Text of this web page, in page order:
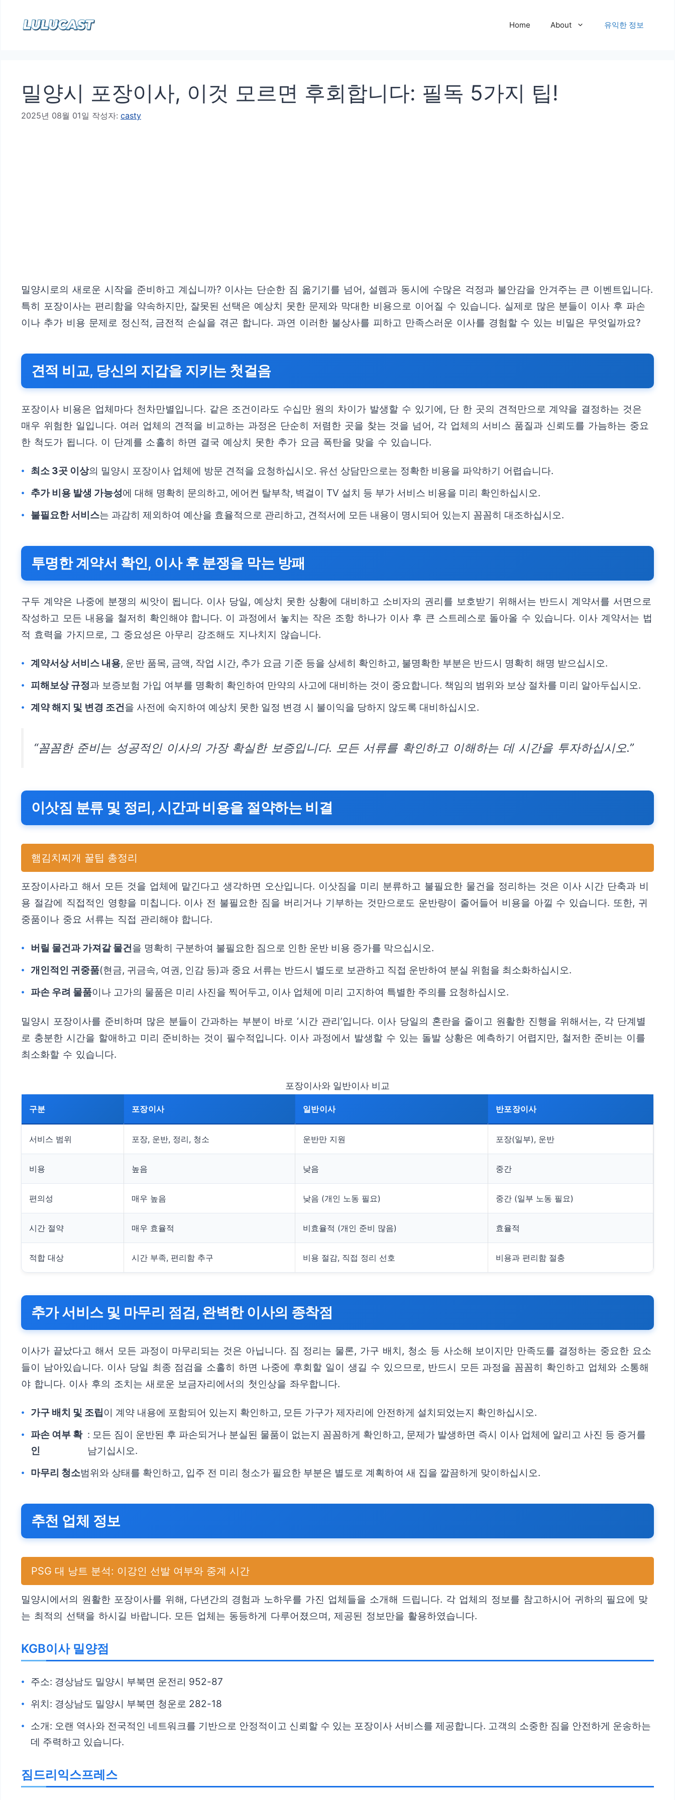
Home About 유익한 정보
밀양시 포장이사, 이것 모르면 후회합니다: 필독 5가지 팁!
2025년 08월 01일 작성자: casty
밀양시로의 새로운 시작을 준비하고 계십니까? 이사는 단순한 짐 옮기기를 넘어, 설렘과 동시에 수많은 걱정과 불안감을 안겨주는 큰 이벤트입니다.
특히 포장이사는 편리함을 약속하지만, 잘못된 선택은 예상치 못한 문제와 막대한 비용으로 이어질 수 있습니다. 실제로 많은 분들이 이사 후 파손
이나 추가 비용 문제로 정신적, 금전적 손실을 겪곤 합니다. 과연 이러한 불상사를 피하고 만족스러운 이사를 경험할 수 있는 비밀은 무엇일까요?
견적 비교, 당신의 지갑을 지키는 첫걸음
포장이사 비용은 업체마다 천차만별입니다. 같은 조건이라도 수십만 원의 차이가 발생할 수 있기에, 단 한 곳의 견적만으로 계약을 결정하는 것은
매우 위험한 일입니다. 여러 업체의 견적을 비교하는 과정은 단순히 저렴한 곳을 찾는 것을 넘어, 각 업체의 서비스 품질과 신뢰도를 가늠하는 중요
한 척도가 됩니다. 이 단계를 소홀히 하면 결국 예상치 못한 추가 요금 폭탄을 맞을 수 있습니다.
최소 3곳 이상의 밀양시 포장이사 업체에 방문 견적을 요청하십시오. 유선 상담만으로는 정확한 비용을 파악하기 어렵습니다.
추가 비용 발생 가능성에 대해 명확히 문의하고, 에어컨 탈부착, 벽걸이 TV 설치 등 부가 서비스 비용을 미리 확인하십시오.
불필요한 서비스는 과감히 제외하여 예산을 효율적으로 관리하고, 견적서에 모든 내용이 명시되어 있는지 꼼꼼히 대조하십시오.
투명한 계약서 확인, 이사 후 분쟁을 막는 방패
구두 계약은 나중에 분쟁의 씨앗이 됩니다. 이사 당일, 예상치 못한 상황에 대비하고 소비자의 권리를 보호받기 위해서는 반드시 계약서를 서면으로
작성하고 모든 내용을 철저히 확인해야 합니다. 이 과정에서 놓치는 작은 조항 하나가 이사 후 큰 스트레스로 돌아올 수 있습니다. 이사 계약서는 법
적 효력을 가지므로, 그 중요성은 아무리 강조해도 지나치지 않습니다.
계약서상 서비스 내용, 운반 품목, 금액, 작업 시간, 추가 요금 기준 등을 상세히 확인하고, 불명확한 부분은 반드시 명확히 해명 받으십시오.
피해보상 규정과 보증보험 가입 여부를 명확히 확인하여 만약의 사고에 대비하는 것이 중요합니다. 책임의 범위와 보상 절차를 미리 알아두십시오.
계약 해지 및 변경 조건을 사전에 숙지하여 예상치 못한 일정 변경 시 불이익을 당하지 않도록 대비하십시오.
“꼼꼼한 준비는 성공적인 이사의 가장 확실한 보증입니다. 모든 서류를 확인하고 이해하는 데 시간을 투자하십시오.”
이삿짐 분류 및 정리, 시간과 비용을 절약하는 비결
햄김치찌개 꿀팁 총정리
포장이사라고 해서 모든 것을 업체에 맡긴다고 생각하면 오산입니다. 이삿짐을 미리 분류하고 불필요한 물건을 정리하는 것은 이사 시간 단축과 비
용 절감에 직접적인 영향을 미칩니다. 이사 전 불필요한 짐을 버리거나 기부하는 것만으로도 운반량이 줄어들어 비용을 아낄 수 있습니다. 또한, 귀
중품이나 중요 서류는 직접 관리해야 합니다.
버릴 물건과 가져갈 물건을 명확히 구분하여 불필요한 짐으로 인한 운반 비용 증가를 막으십시오.
개인적인 귀중품(현금, 귀금속, 여권, 인감 등)과 중요 서류는 반드시 별도로 보관하고 직접 운반하여 분실 위험을 최소화하십시오.
파손 우려 물품이나 고가의 물품은 미리 사진을 찍어두고, 이사 업체에 미리 고지하여 특별한 주의를 요청하십시오.
밀양시 포장이사를 준비하며 많은 분들이 간과하는 부분이 바로 ‘시간 관리’입니다. 이사 당일의 혼란을 줄이고 원활한 진행을 위해서는, 각 단계별
로 충분한 시간을 할애하고 미리 준비하는 것이 필수적입니다. 이사 과정에서 발생할 수 있는 돌발 상황은 예측하기 어렵지만, 철저한 준비는 이를
최소화할 수 있습니다.
포장이사와 일반이사 비교
구분 포장이사 일반이사 반포장이사
서비스 범위 포장, 운반, 정리, 청소 운반만 지원 포장(일부), 운반
비용 높음 낮음 중간
편의성 매우 높음 낮음 (개인 노동 필요) 중간 (일부 노동 필요)
시간 절약 매우 효율적 비효율적 (개인 준비 많음) 효율적
적합 대상 시간 부족, 편리함 추구 비용 절감, 직접 정리 선호 비용과 편리함 절충
추가 서비스 및 마무리 점검, 완벽한 이사의 종착점
이사가 끝났다고 해서 모든 과정이 마무리되는 것은 아닙니다. 짐 정리는 물론, 가구 배치, 청소 등 사소해 보이지만 만족도를 결정하는 중요한 요소
들이 남아있습니다. 이사 당일 최종 점검을 소홀히 하면 나중에 후회할 일이 생길 수 있으므로, 반드시 모든 과정을 꼼꼼히 확인하고 업체와 소통해
야 합니다. 이사 후의 조치는 새로운 보금자리에서의 첫인상을 좌우합니다.
가구 배치 및 조립 이 계약 내용에 포함되어 있는지 확인하고, 모든 가구가 제자리에 안전하게 설치되었는지 확인하십시오.
파손 여부 확
인
: 모든 짐이 운반된 후 파손되거나 분실된 물품이 없는지 꼼꼼하게 확인하고, 문제가 발생하면 즉시 이사 업체에 알리고 사진 등 증거를
남기십시오.
마무리 청소범위와 상태를 확인하고, 입주 전 미리 청소가 필요한 부분은 별도로 계획하여 새 집을 깔끔하게 맞이하십시오.
추천 업체 정보
PSG 대 낭트 분석: 이강인 선발 여부와 중계 시간
밀양시에서의 원활한 포장이사를 위해, 다년간의 경험과 노하우를 가진 업체들을 소개해 드립니다. 각 업체의 정보를 참고하시어 귀하의 필요에 맞
는 최적의 선택을 하시길 바랍니다. 모든 업체는 동등하게 다루어졌으며, 제공된 정보만을 활용하였습니다.
KGB이사 밀양점
주소: 경상남도 밀양시 부북면 운전리 952-87
위치: 경상남도 밀양시 부북면 청운로 282-18
소개: 오랜 역사와 전국적인 네트워크를 기반으로 안정적이고 신뢰할 수 있는 포장이사 서비스를 제공합니다. 고객의 소중한 짐을 안전하게 운송하는
데 주력하고 있습니다.
짐드리익스프레스